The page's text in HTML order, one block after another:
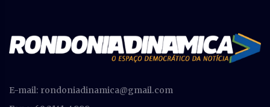
E-mail: rondoniadinamica@gmail.com